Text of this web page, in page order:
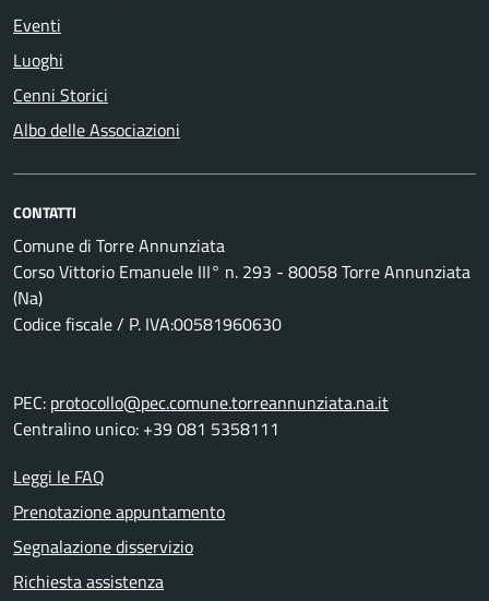
Eventi
Luoghi
Cenni Storici
Albo delle Associazioni
CONTATTI
Comune di Torre Annunziata
Corso Vittorio Emanuele III° n. 293 - 80058 Torre Annunziata
(Na)
Codice fiscale / P. IVA:00581960630
PEC: protocollo@pec.comune.torreannunziata.na.it
Centralino unico: +39 081 5358111
Leggi le FAQ
Prenotazione appuntamento
Segnalazione disservizio
Richiesta assistenza